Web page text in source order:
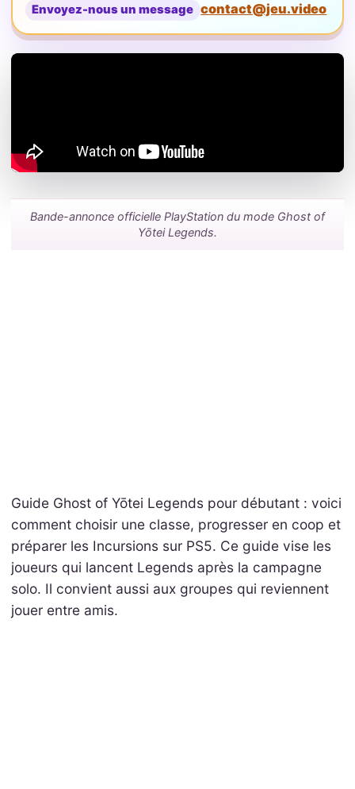
Envoyez-nous un message contact@jeu.video
Bande-annonce officielle PlayStation du mode Ghost of
Yōtei Legends.
Guide Ghost of Yōtei Legends pour débutant : voici
comment choisir une classe, progresser en coop et
préparer les Incursions sur PS5. Ce guide vise les
joueurs qui lancent Legends après la campagne
solo. Il convient aussi aux groupes qui reviennent
jouer entre amis.